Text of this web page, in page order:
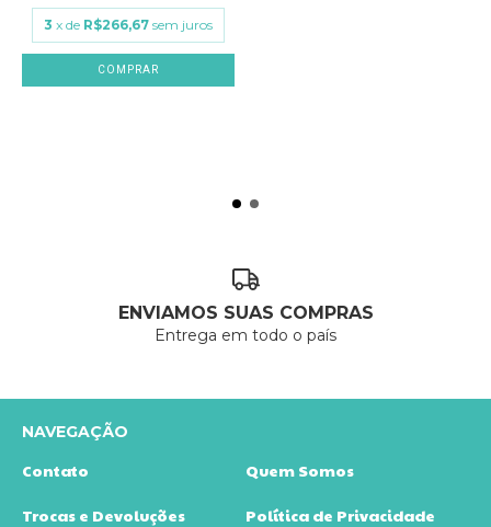
3 x de R$266,67 sem juros
COMPRAR
ENVIAMOS SUAS COMPRAS
Entrega em todo o país
NAVEGAÇÃO
Contato Quem Somos
Trocas e Devoluções Política de Privacidade